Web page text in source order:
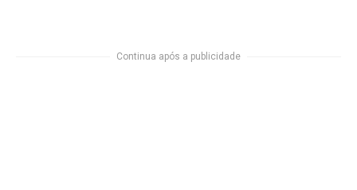
Continua após a publicidade